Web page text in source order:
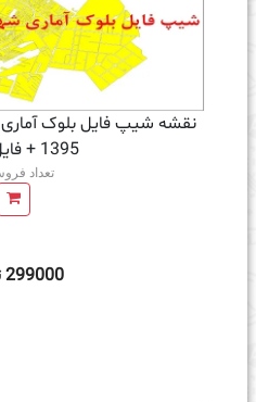
نقشه شیپ فایل بلوک
1395 + فايل اكسل
تعداد
299000 تومان